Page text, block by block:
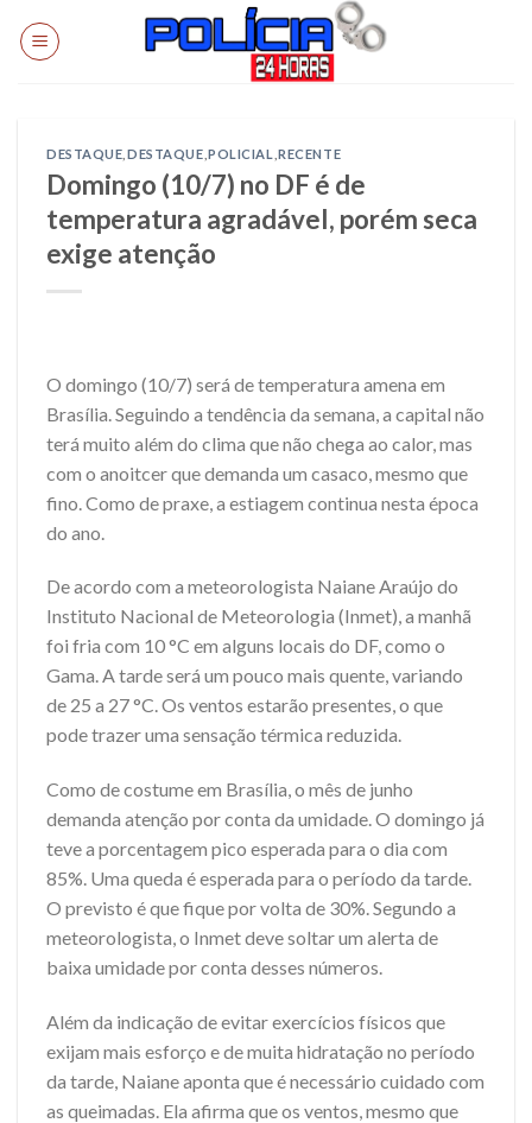
DESTAQUE ,DESTAQUE ,POLICIAL ,RECENTE
Domingo (10/7) no DF é de
temperatura agradável, porém seca
exige atenção
O domingo (10/7) será de temperatura amena em
Brasília. Seguindo a tendência da semana, a capital não
terá muito além do clima que não chega ao calor, mas
com o anoitcer que demanda um casaco, mesmo que
fino. Como de praxe, a estiagem continua nesta época
do ano.
De acordo com a meteorologista Naiane Araújo do
Instituto Nacional de Meteorologia (Inmet), a manhã
foi fria com 10 °C em alguns locais do DF, como o
Gama. A tarde será um pouco mais quente, variando
de 25 a 27 °C. Os ventos estarão presentes, o que
pode trazer uma sensação térmica reduzida.
Como de costume em Brasília, o mês de junho
demanda atenção por conta da umidade. O domingo já
teve a porcentagem pico esperada para o dia com
85%. Uma queda é esperada para o período da tarde.
O previsto é que fique por volta de 30%. Segundo a
meteorologista, o Inmet deve soltar um alerta de
baixa umidade por conta desses números.
Além da indicação de evitar exercícios físicos que
exijam mais esforço e de muita hidratação no período
da tarde, Naiane aponta que é necessário cuidado com
as queimadas. Ela afirma que os ventos, mesmo que